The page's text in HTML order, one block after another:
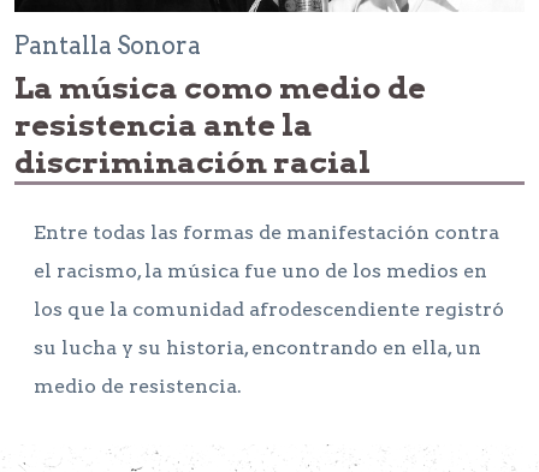
Pantalla Sonora
La música como medio de
resistencia ante la
discriminación racial
Entre todas las formas de manifestación contra
el racismo, la música fue uno de los medios en
los que la comunidad afrodescendiente registró
su lucha y su historia, encontrando en ella, un
medio de resistencia.